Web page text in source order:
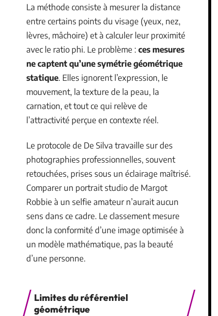
La méthode consiste à mesurer la distance
entre certains points du visage (yeux, nez,
lèvres, mâchoire) et à calculer leur proximité
avec le ratio phi. Le problème : ces mesures
ne captent qu’une symétrie géométrique
statique. Elles ignorent l’expression, le
mouvement, la texture de la peau, la
carnation, et tout ce qui relève de
l’attractivité perçue en contexte réel.
Le protocole de De Silva travaille sur des
photographies professionnelles, souvent
retouchées, prises sous un éclairage maîtrisé.
Comparer un portrait studio de Margot
Robbie à un selfie amateur n’aurait aucun
sens dans ce cadre. Le classement mesure
donc la conformité d’une image optimisée à
un modèle mathématique, pas la beauté
d’une personne.
Limites du référentiel
géométrique